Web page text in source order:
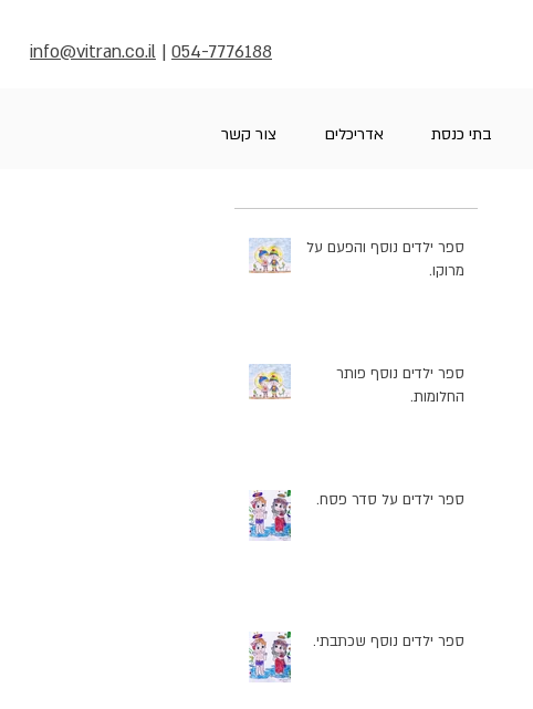
info@vitran.co.il | 054-7776188
בתי כנסת אדריכלים צור קשר
ספר ילדים נוסף והפעם על
מרוקו.
ספר ילדים נוסף פותר
החלומות.
ספר ילדים על סדר פסח.
ספר ילדים נוסף שכתבתי.